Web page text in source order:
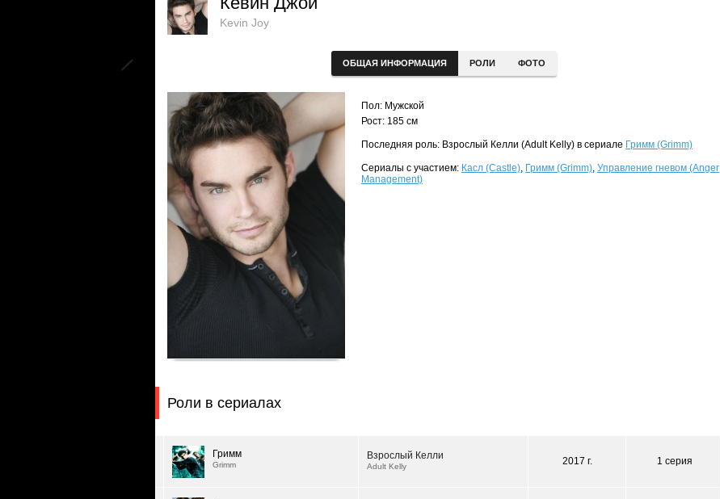
Kevin Joy
ОБЩАЯ ИНФОРМАЦИЯ РОЛИ ФОТО
Пол: Мужской
Рост: 185 см
Последняя роль: Взрослый Келли (Adult Kelly) в сериале Гримм (Grimm)
Сериалы с участием: Касл (Castle), Гримм (Grimm), Управление гневом (Anger
Management)
Роли в сериалах
Гримм
Grimm
Взрослый Келли
Adult Kelly 2017 г. 1 серия